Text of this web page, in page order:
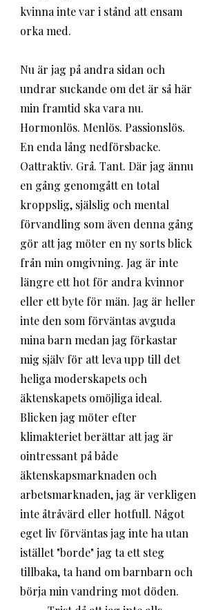
kvinna inte var i stånd att ensam
orka med.
Nu är jag på andra sidan och
undrar suckande om det är så här
min framtid ska vara nu.
Hormonlös. Menlös. Passionslös.
En enda lång nedförsbacke.
Oattraktiv. Grå. Tant. Där jag ännu
en gång genomgått en total
kroppslig, själslig och mental
förvandling som även denna gång
gör att jag möter en ny sorts blick
från min omgivning. Jag är inte
längre ett hot för andra kvinnor
eller ett byte för män. Jag är heller
inte den som förväntas avguda
mina barn medan jag förkastar
mig själv för att leva upp till det
heliga moderskapets och
äktenskapets omöjliga ideal.
Blicken jag möter efter
klimakteriet berättar att jag är
ointressant på både
äktenskapsmarknaden och
arbetsmarknaden, jag är verkligen
inte åtråvärd eller hotfull. Något
eget liv förväntas jag inte ha utan
istället "borde" jag ta ett steg
tillbaka, ta hand om barnbarn och
börja min vandring mot döden.